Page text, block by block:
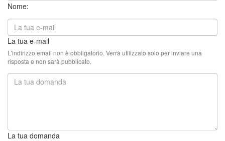
Nome:
La tua e-mail
L'indirizzo email non è obbligatorio. Verrà utilizzato solo per inviare una
risposta e non sarà pubblicato.
La tua domanda